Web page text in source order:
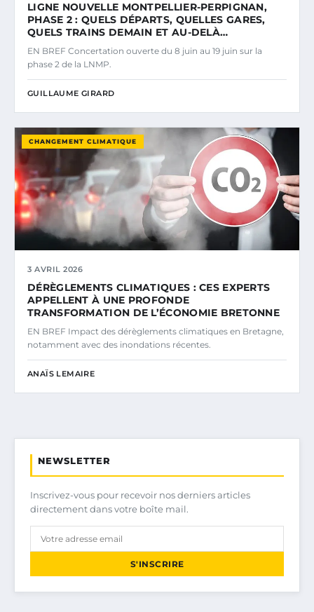
LIGNE NOUVELLE MONTPELLIER-PERPIGNAN,
PHASE 2 : QUELS DÉPARTS, QUELLES GARES,
QUELS TRAINS DEMAIN ET AU-DELÀ…
EN BREF Concertation ouverte du 8 juin au 19 juin sur la
phase 2 de la LNMP.
GUILLAUME GIRARD
CHANGEMENT CLIMATIQUE
3 AVRIL 2026
DÉRÈGLEMENTS CLIMATIQUES : CES EXPERTS
APPELLENT À UNE PROFONDE
TRANSFORMATION DE L’ÉCONOMIE BRETONNE
EN BREF Impact des dérèglements climatiques en Bretagne,
notamment avec des inondations récentes.
ANAÏS LEMAIRE
NEWSLETTER
Inscrivez-vous pour recevoir nos derniers articles
directement dans votre boîte mail.
S'INSCRIRE